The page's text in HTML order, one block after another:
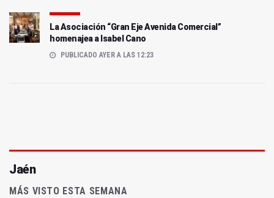
La Asociación “Gran Eje Avenida Comercial”
homenajea a Isabel Cano
PUBLICADO AYER A LAS 12:23
Jaén
MÁS VISTO ESTA SEMANA